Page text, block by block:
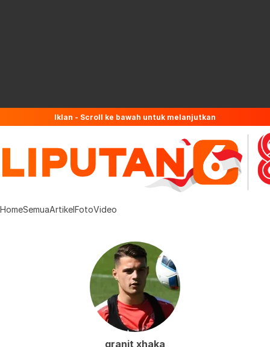
Iklan - Scroll ke bawah untuk melanjutkan
HomeSemuaArtikelFotoVideo
granit xhaka